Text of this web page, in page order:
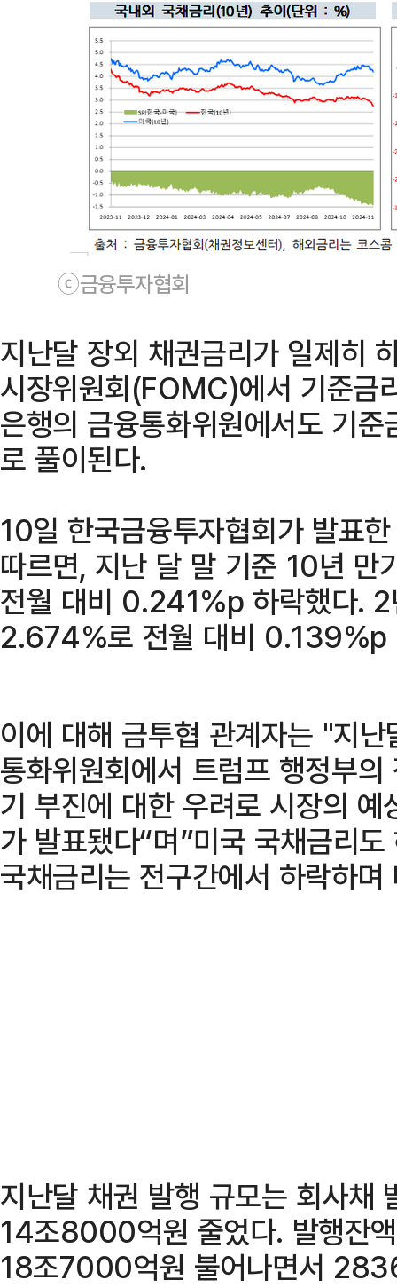
ⓒ금융투자협회
지난달 장외 채권금리가 일제히
시장위원회(FOMC)에서 기준금
은행의 금융통화위원에서도 기
로 풀이된다.
10일 한국금융투자협회가 발표
따르면, 지난 달 말 기준 10년
전월 대비 0.241%p 하락했다.
2.674%로 전월 대비 0.139%p
이에 대해 금투협 관계자는 "지
통화위원회에서 트럼프 행정부
기 부진에 대한 우려로 시장의
가 발표됐다“며”미국 국채금리
국채금리는 전구간에서 하락하
지난달 채권 발행 규모는 회사채
14조8000억원 줄었다. 발행잔
18조7000억원 불어나면서